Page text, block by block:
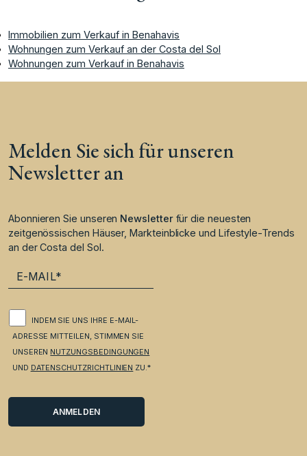
Immobilien zum Verkauf in Benahavis
Wohnungen zum Verkauf an der Costa del Sol
Wohnungen zum Verkauf in Benahavis
Melden Sie sich für unseren
Newsletter an
Abonnieren Sie unseren Newsletterfür die neuesten
zeitgenössischen Häuser, Markteinblicke und Lifestyle-Trends
an der Costa del Sol.
INDEM SIE UNS IHRE E-MAIL-
ADRESSE MITTEILEN, STIMMEN SIE
UNSEREN NUTZUNGSBEDINGUNGEN
UND DATENSCHUTZRICHTLINIEN ZU.*